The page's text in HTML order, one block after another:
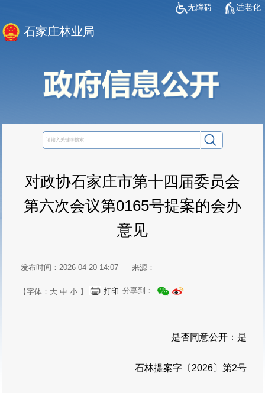
无障碍 适老化
石家庄林业局
对政协石家庄市第十四届委员会
第六次会议第0165号提案的会办
意见
发布时间：2026-04-20 14:07 来源：
【字体： 大 中 小】 打印 分享到：
是否同意公开：是
石林提案字〔2026〕第2号